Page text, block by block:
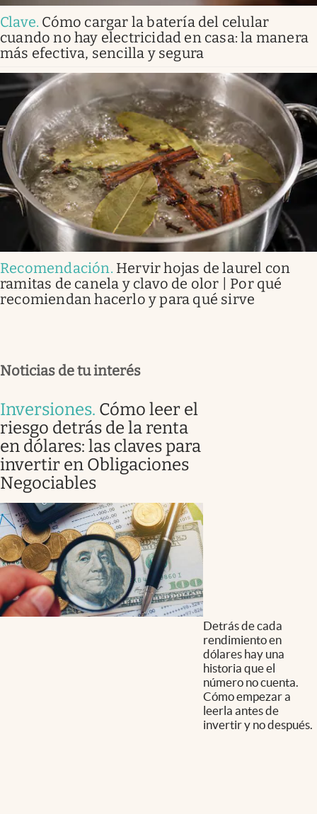
Clave. Cómo cargar la batería del celular
cuando no hay electricidad en casa: la manera
más efectiva, sencilla y segura
Recomendación. Hervir hojas de laurel con
ramitas de canela y clavo de olor | Por qué
recomiendan hacerlo y para qué sirve
Noticias de tu interés
Inversiones. Cómo leer el
riesgo detrás de la renta
en dólares: las claves para
invertir en Obligaciones
Negociables
Detrás de cada
rendimiento en
dólares hay una
historia que el
número no cuenta.
Cómo empezar a
leerla antes de
invertir y no después.